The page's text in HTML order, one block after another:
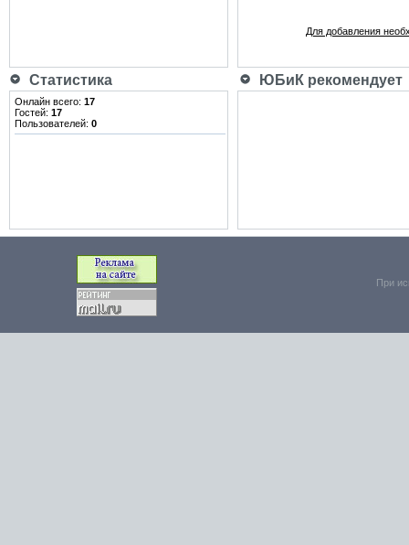
Для добавления
Статистика ЮБиК рекомендует
Онлайн всего: 17
Гостей: 17
Пользователей: 0
При